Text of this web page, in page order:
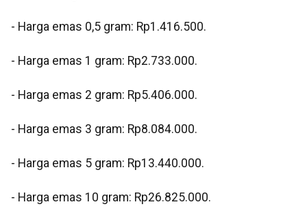
‎‎- Harga emas 0,5 gram: Rp1.416.500.
- ⁠Harga emas 1 gram: Rp2.733.000.
‎- ⁠Harga emas 2 gram: Rp5.406.000.
‎- ⁠Harga emas 3 gram: Rp8.084.000.
‎- ⁠Harga emas 5 gram: Rp13.440.000.
‎- ⁠Harga emas 10 gram: Rp26.825.000.